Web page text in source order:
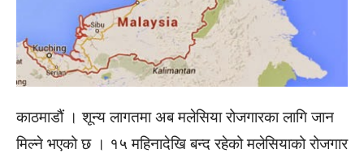
काठमाडौं । शून्य लागतमा अब मलेसिया रोजगारका लागि जान
मिल्ने भएको छ । १५ महिनादेखि बन्द रहेको मलेसियाको रोजगार